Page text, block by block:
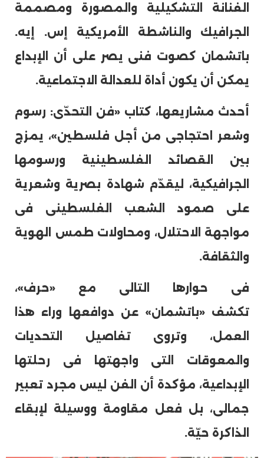
الفنانة التشكيلية والمصورة ومصممة
الجرافيك والناشطة الأمريكية إس. إيه.
باتشمان كصوت فنى يصر على أن الإبداع
يمكن أن يكون أداة للعدالة الاجتماعية.
أحدث مشاريعها، كتاب «فن التحدّى: رسوم
وشعر احتجاجى من أجل فلسطين»، يمزج
بين القصائد الفلسطينية ورسومها
الجرافيكية، ليقدّم شهادة بصرية وشعرية
على صمود الشعب الفلسطينى فى
مواجهة الاحتلال، ومحاولات طمس الهوية
والثقافة.
فى حوارها التالى مع «حرف»،
تكشف «باتشمان» عن دوافعها وراء هذا
العمل، وتروى تفاصيل التحديات
والمعوقات التى واجهتها فى رحلتها
الإبداعية، مؤكدة أن الفن ليس مجرد تعبير
جمالى، بل فعل مقاومة ووسيلة لإبقاء
الذاكرة حيّة.